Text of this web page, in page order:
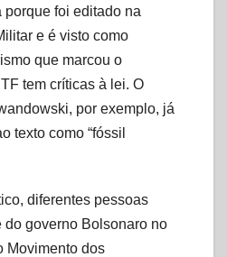
foi editado na
e é visto como
que marcou o
tem críticas à lei. O
por exemplo, já
texto como “fóssil
diferentes pessoas
do governo Bolsonaro no
Movimento dos